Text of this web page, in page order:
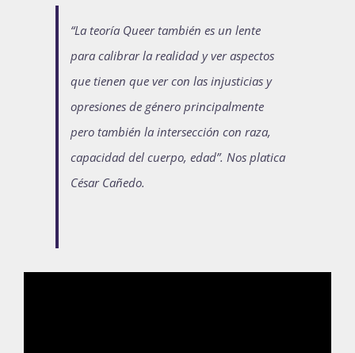
Bienvenida generación 2027-1
“La teoría Queer también es un lente
para calibrar la realidad y ver aspectos
que tienen que ver con las injusticias y
opresiones de género principalmente
pero también la intersección con raza,
capacidad del cuerpo, edad”. Nos platica
César Cañedo.